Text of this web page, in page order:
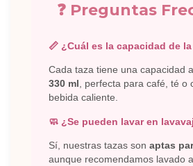
❓ Preguntas
📏 ¿Cuál es la capacidad de
Cada taza tiene una capacidad
330 ml , perfecta para café, té o
bebida caliente.
🧼 ¿Se pueden lavar en
Sí, nuestras tazas son aptas
aunque recomendamos lavado